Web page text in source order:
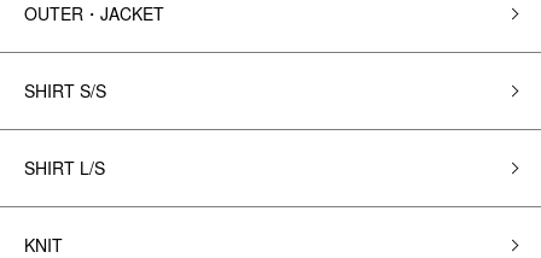
OUTER・JACKET
SHIRT S/S
SHIRT L/S
KNIT